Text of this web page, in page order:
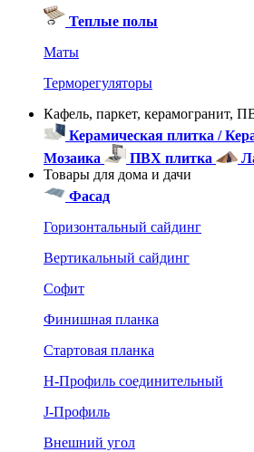
Теплые полы
Маты
Терморегуляторы
Кафель, паркет, керамогранит,
Керамическая плитка /
Мозаика
ПВХ плитка
Товары для дома и дачи
Фасад
Горизонтальный сайдинг
Вертикальный сайдинг
Софит
Финишная планка
Стартовая планка
Н-Профиль соединительный
J-Профиль
Внешний угол